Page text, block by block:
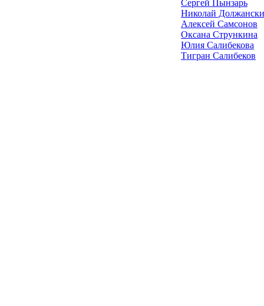
Сергей Пынзарь
Николай
Алексей Самсонов
Оксана Стрункина
Юлия Салибекова
Тигран Салибеков